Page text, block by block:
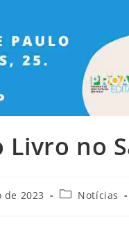
Livro no
de 2023 Notícias